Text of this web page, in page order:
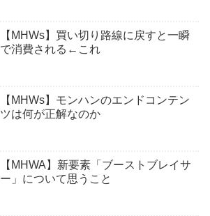
【MHWs】買い切り路線に戻すと一瞬
で消費される←これ
【MHWs】モンハンのエンドコンテン
ツは何が正解なのか
【MHWA】新要素「ブーストブレイサ
ー」について思うこと